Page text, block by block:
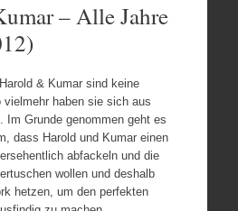
– Alle Jahre
& Kumar sind keine
vielmehr haben sie sich aus
Im Grunde genommen geht es
dass Harold und Kumar einen
abfackeln und die
wollen und deshalb
hetzen, um den perfekten